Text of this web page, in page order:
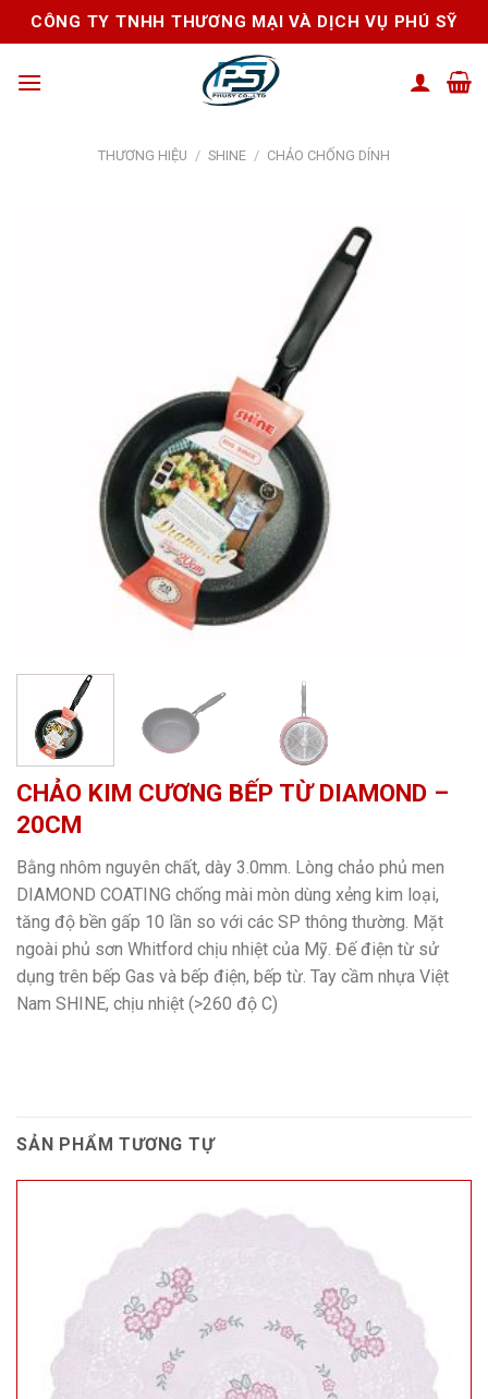
Skip
to
CÔNG TY TNHH THƯƠNG MẠI VÀ DỊCH VỤ PHÚ SỸ
THƯƠNG HIỆU / SHINE / CHẢO CHỐNG DÍNH
CHẢO KIM CƯƠNG BẾP TỪ DIAMOND –
20CM
Bằng nhôm nguyên chất, dày 3.0mm. Lòng chảo phủ men
DIAMOND COATING chống mài mòn dùng xẻng kim loại,
tăng độ bền gấp 10 lần so với các SP thông thường. Mặt
ngoài phủ sơn Whitford chịu nhiệt của Mỹ. Đế điện từ sử
dụng trên bếp Gas và bếp điện, bếp từ. Tay cầm nhựa Việt
Nam SHINE, chịu nhiệt (>260 độ C)
SẢN PHẨM TƯƠNG TỰ